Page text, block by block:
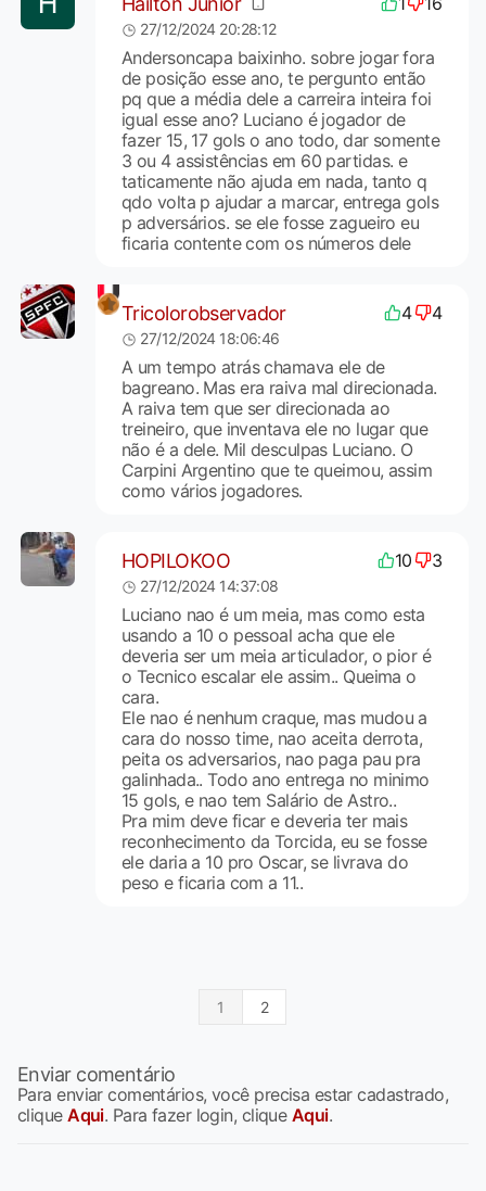
27/12/2024 20:28:12
Andersoncapa baixinho. sobre jogar fora
de posição esse ano, te pergunto então
pq que a média dele a carreira inteira foi
igual esse ano? Luciano é jogador de
fazer 15, 17 gols o ano todo, dar somente
3 ou 4 assistências em 60 partidas. e
taticamente não ajuda em nada, tanto q
qdo volta p ajudar a marcar, entrega gols
p adversários. se ele fosse zagueiro eu
ficaria contente com os números dele
Tricolorobservador 4 4
27/12/2024 18:06:46
A um tempo atrás chamava ele de
bagreano. Mas era raiva mal direcionada.
A raiva tem que ser direcionada ao
treineiro, que inventava ele no lugar que
não é a dele. Mil desculpas Luciano. O
Carpini Argentino que te queimou, assim
como vários jogadores.
HOPILOKOO 10 3
27/12/2024 14:37:08
Luciano nao é um meia, mas como esta
usando a 10 o pessoal acha que ele
deveria ser um meia articulador, o pior é
o Tecnico escalar ele assim.. Queima o
cara.
Ele nao é nenhum craque, mas mudou a
cara do nosso time, nao aceita derrota,
peita os adversarios, nao paga pau pra
galinhada.. Todo ano entrega no minimo
15 gols, e nao tem Salário de Astro..
Pra mim deve ficar e deveria ter mais
reconhecimento da Torcida, eu se fosse
ele daria a 10 pro Oscar, se livrava do
peso e ficaria com a 11..
1 2
Enviar comentário
Para enviar comentários, você precisa estar cadastrado,
cliqueAqui. Para fazer login, clique Aqui.